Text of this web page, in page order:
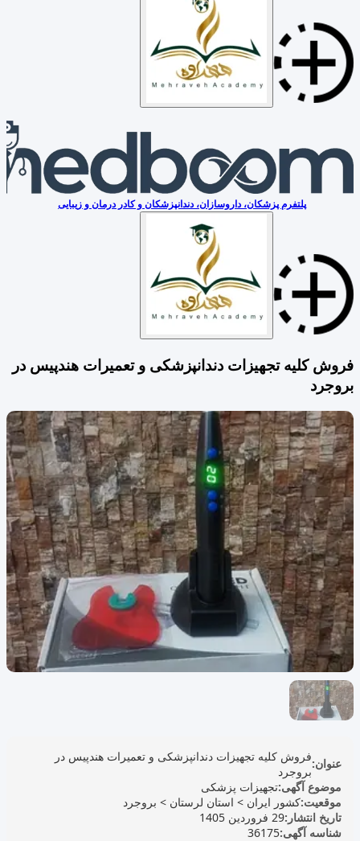
پلتفرم پزشکان، داروسازان، دندانپزشکان و کادر درمان و زیبایی
فروش کلیه تجهیزات دندانپزشکی و تعمیرات هندپیس در
بروجرد
عنوان:فروش کلیه تجهیزات دندانپزشکی و تعمیرات هندپیس در
بروجرد
موضوع آگهی:تجهیزات پزشکی
موقعیت:کشور ایران > استان لرستان > بروجرد
تاریخ انتشار:29 فروردین 1405
شناسه آگهی:36175